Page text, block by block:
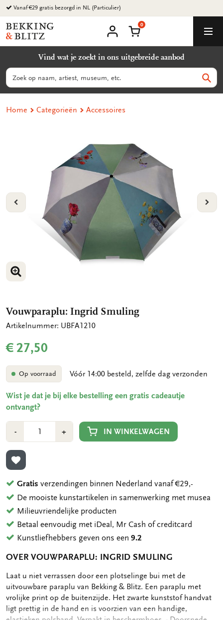
Ga
naar
content
Vanaf €29 gratis bezorgd in NL (Particulier)
Bekking
&
B.V.
account
Winkelmand
0
Vind wat je zoekt in ons uitgebreide aanbod
Zoeken
Home Categorieën Accessoires
VORIGE
VERGROOT AFBEELDING
VERGROOT AFBEELDING
Vouwparaplu: Ingrid Smuling
Artikelnummer: UBFA1210
€ 27,50
Op voorraad Vóór 14:00 besteld, zelfde dag verzonden
Wist je dat je bij elke bestelling een gratis cadeautje
ontvangt?
-Min
1
+Plus
1
IN WINKELWAGEN
TOEVOEGEN AAN VERLANGLIJST
Gratis verzendingen binnen Nederland vanaf €29,-
De mooiste kunstartikelen in samenwerking met musea
Milieuvriendelijke producten
Betaal eenvoudig met iDeal, Mr Cash of creditcard
Kunstliefhebbers geven ons een9.2
OVER VOUWPARAPLU: INGRID SMULING
OMSCHRIJVING
Laat u niet verrassen door een plotselinge bui met de
uitvouwbare paraplu van Bekking & Blitz. Een paraplu met
vrolijke print op de buitenzijde. Het zwarte kunststof handvat
ligt prettig in de hand en is voorzien van een handige,